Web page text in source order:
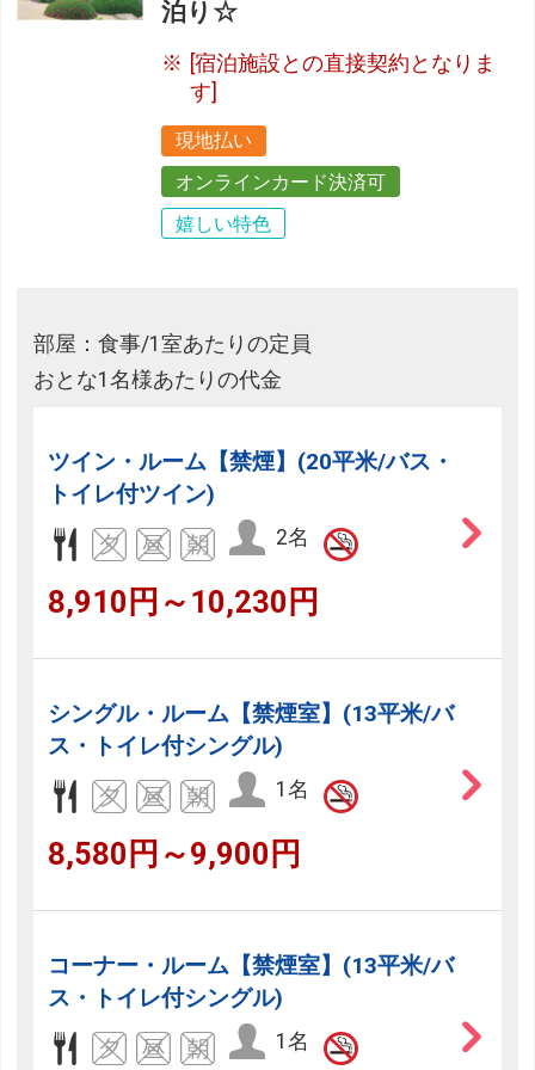
泊り☆
[宿泊施設との直接契約となりま
す]
現地払い
オンラインカード決済可
嬉しい特色
部屋：食事/1室あたりの定員
おとな1名様あたりの代金
ツイン・ルーム【禁煙】(20平米/バス・
トイレ付ツイン)
2名
8,910円～10,230円
シングル・ルーム【禁煙室】(13平米/バ
ス・トイレ付シングル)
1名
8,580円～9,900円
コーナー・ルーム【禁煙室】(13平米/バ
ス・トイレ付シングル)
1名